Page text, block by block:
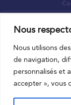
Nous
Nous utilisons
de navigation,
personnalisés et
accepter », vous